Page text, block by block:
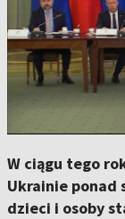
W ciągu tego
Ukrainie ponad
dzieci i osoby